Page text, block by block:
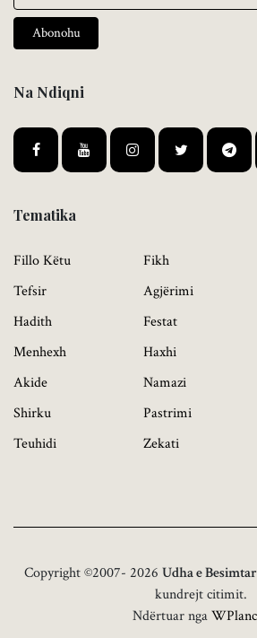
Abonohu
Na Ndiqni
Tematika
Fillo Këtu
Tefsir
Hadith
Menhexh
Akide
Shirku
Teuhidi
Fikh
Agjërimi
Festat
Haxhi
Namazi
Pastrimi
Zekati
Copyright ©2007- 2026 Udha e
kundrejt citimit.
Ndërtuar nga